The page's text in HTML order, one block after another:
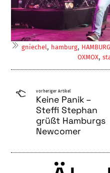
gniechel, hamburg,
OXMOX,
vorheriger Artikel
Keine Panik –
Steffi Stephan
grüßt Hamburgs
Newcomer